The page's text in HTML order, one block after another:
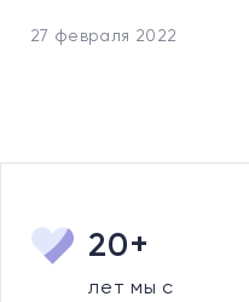
27 февраля 2022
20+
лет мы с